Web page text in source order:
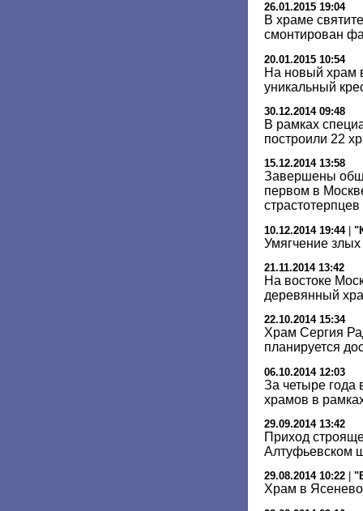
26.01.2015 19:04
В храме
смонтирован
20.01.2015 10:54
На новый храм
уникальный
30.12.2014 09:48
В рамках
построили 22
15.12.2014 13:58
Завершены
первом в
страстотерпцев
10.12.2014 19:44|
Умягчение
21.11.2014 13:42
На востоке
деревянный
22.10.2014 15:34
Храм Сергия
планируется
06.10.2014 12:03
За четыре года
храмов в
29.09.2014 13:42
Приход
Алтуфьевском
29.08.2014 10:22
Храм в